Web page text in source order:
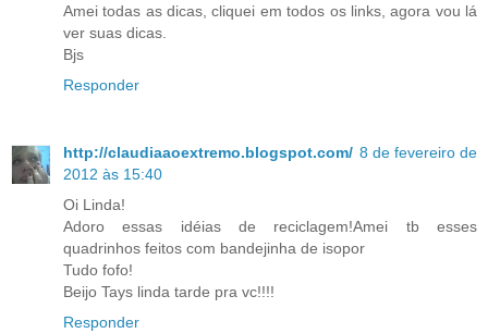
Amei todas as dicas, cliquei em todos os links, agora vou lá
ver suas dicas.
Bjs
Responder
http://claudiaaoextremo.blogspot.com/ 8 de fevereiro de
2012 às 15:40
Oi Linda!
Adoro essas idéias de reciclagem!Amei tb esses
quadrinhos feitos com bandejinha de isopor
Tudo fofo!
Beijo Tays linda tarde pra vc!!!!
Responder